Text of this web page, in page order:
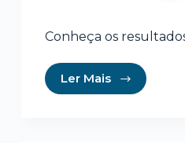
Conheça os
Ler Mais